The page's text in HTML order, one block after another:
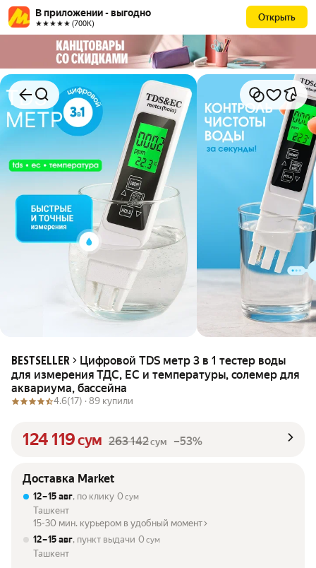
В приложении - выгодно
★★★★★ (700К)
Открыть
BESTSELLER
Цифровой TDS метр 3 в 1 тестер воды
для измерения ТДС, EC и температуры, солемер для
аквариума, бассейна
4.6(17) · 89 купили
124 119сум 263 142сум –53%
Доставка Market
12 – 15 авг, по клику 0 сум
Ташкент
15-30 мин. курьером в удобный момент
12 – 15 авг, пункт выдачи 0 сум
Ташкент